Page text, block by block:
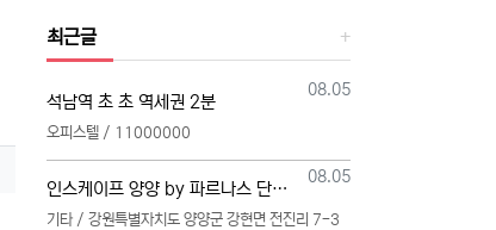
최근글
등록일
08.05
석남역 초 초 역세권 2분
오피스텔 / 11000000
등록일
08.05
인스케이프 양양 by 파르나스 단일 본부 모집
기타 / 강원특별자치도 양양군 강현면 전진리 7-3